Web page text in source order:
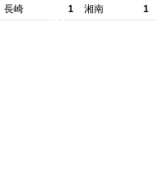
長崎
1
湘南 1